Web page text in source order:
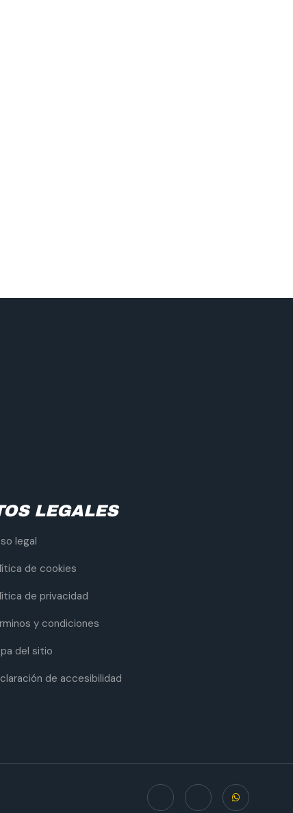
LEGALES
legal
de cookies
de privacidad
y condiciones
del sitio
de accesibilidad